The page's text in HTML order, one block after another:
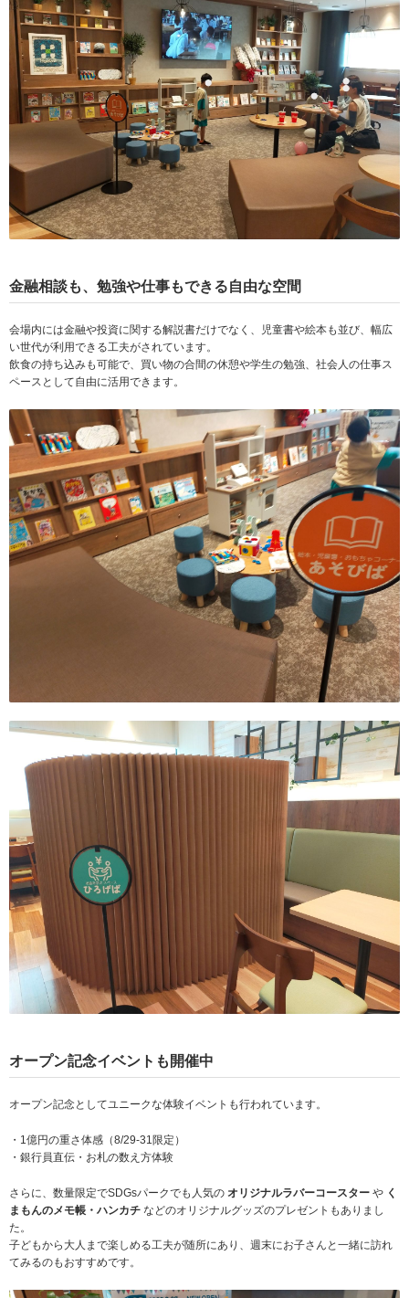
金融相談も、勉強や仕事もできる自由な空間
会場内には金融や投資に関する解説書だけでなく、児童書や絵本も並び、幅広
い世代が利用できる工夫がされています。
飲食の持ち込みも可能で、買い物の合間の休憩や学生の勉強、社会人の仕事ス
ペースとして自由に活用できます。
オープン記念イベントも開催中
オープン記念としてユニークな体験イベントも行われています。
・1億円の重さ体感（8/29-31限定）
・銀行員直伝・お札の数え方体験
さらに、数量限定でSDGsパークでも人気の オリジナルラバーコースター や く
まもんのメモ帳・ハンカチ などのオリジナルグッズのプレゼントもありまし
た。
子どもから大人まで楽しめる工夫が随所にあり、週末にお子さんと一緒に訪れ
てみるのもおすすめです。